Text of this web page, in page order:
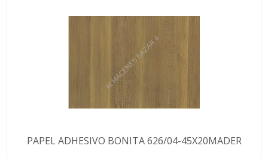
PAPEL ADHESIVO BONITA 626/04-45X20MADER